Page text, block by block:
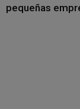
pequeñas